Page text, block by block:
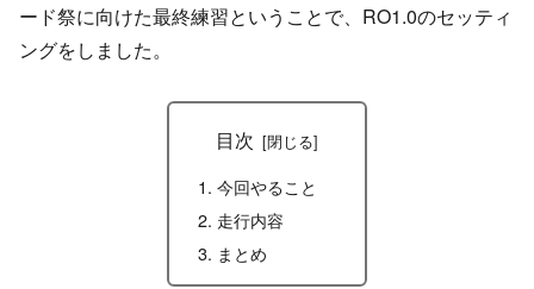
ード祭に向けた最終練習ということで、RO1.0のセッティ
ングをしました。
目次
今回やること
走行内容
まとめ